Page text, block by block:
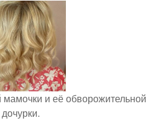
и её обворожительной
дочурки.